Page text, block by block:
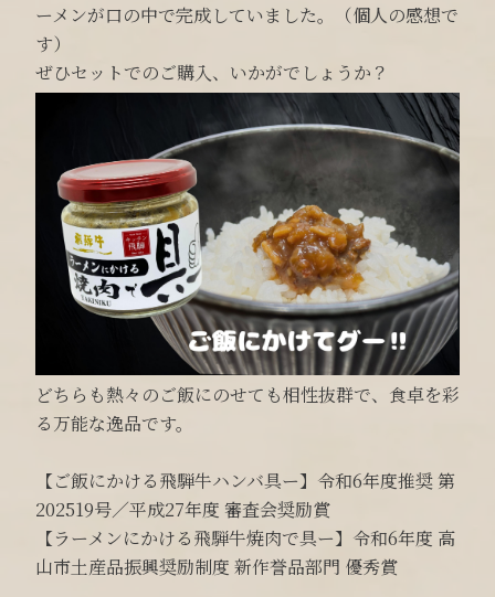
ーメンが口の中で完成していました。（個人の感想で
す）
ぜひセットでのご購入、いかがでしょうか？
どちらも熱々のご飯にのせても相性抜群で、食卓を彩
る万能な逸品です。
【ご飯にかける飛騨牛ハンバ具ー】令和6年度推奨 第
202519号／平成27年度 審査会奨励賞
【ラーメンにかける飛騨牛焼肉で具ー】令和6年度 高
山市土産品振興奨励制度 新作誉品部門 優秀賞